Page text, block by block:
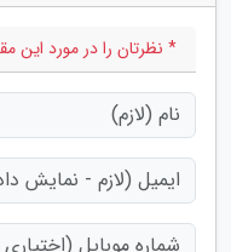
* نظرتان را در مورد این